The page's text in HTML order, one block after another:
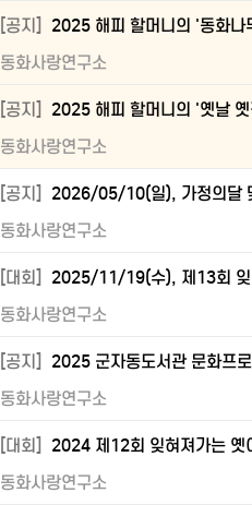
[공지]
2025 해피 할머니의 '동화나
동화사랑연구소
[공지]
2025 해피 할머니의 '옛날
동화사랑연구소
[공지]
2026/05/10(일), 가정의달
동화사랑연구소
[대회]
2025/11/19(수), 제13회 잊
동화사랑연구소
[공지]
2025 군자동도서관 문화프
동화사랑연구소
[대회]
2024 제12회 잊혀져가는 옛
동화사랑연구소